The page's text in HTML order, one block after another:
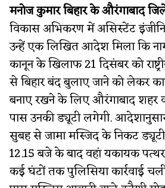
मनोज कुमार बिहार के औरंगाबाद
विकास अभिकरण में असिस्टेंट
उन्हें एक लिखित आदेश मिला कि
कानून के खिलाफ 21 दिसंबर को
से बिहार बंद बुलाए जाने को लेकर
बनाए रखने के लिए औरंगाबाद शहर
पास उनकी ड्यूटी लगेगी.
सुबह से जामा मस्जिद के निकट
12.15 बजे के बाद वहां यकायक
कई घंटों तक पुलिसिया कार्रवाई